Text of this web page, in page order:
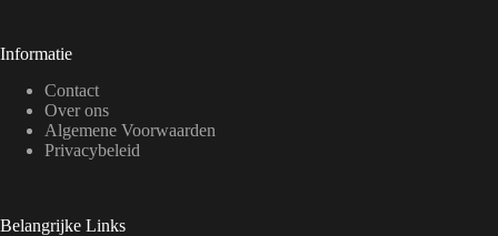
Informatie
Contact
Over ons
Algemene Voorwaarden
Privacybeleid
Belangrijke Links